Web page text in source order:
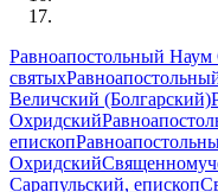
Равноапостольный
святых
Величский (Болгарский)
Охридский
епископ
Охридский
Сарапульский, епископ